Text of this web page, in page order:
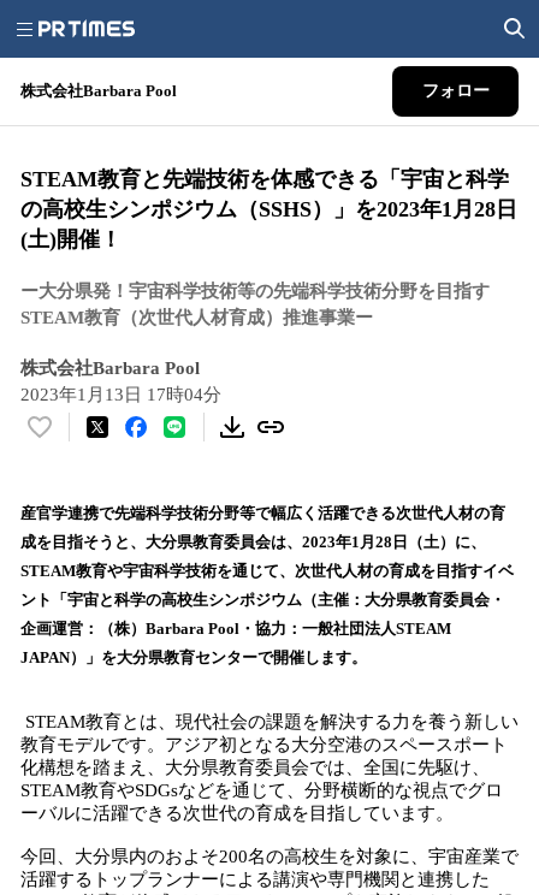
株式会社Barbara Pool フォロー
STEAM教育と先端技術を体感できる「宇宙と科学
の高校生シンポジウム（SSHS）」を2023年1月28日
(土)開催！
ー大分県発！宇宙科学技術等の先端科学技術分野を目指す
STEAM教育（次世代人材育成）推進事業ー
株式会社Barbara Pool
2023年1月13日 17時04分
い
！
数
を
読
込
み
で
す
産官学連携で先端科学技術分野等で幅広く活躍できる次世代人材の育
成を目指そうと、大分県教育委員会は、2023年1月28日（土）に、
STEAM教育や宇宙科学技術を通じて、次世代人材の育成を目指すイベ
ント「宇宙と科学の高校生シンポジウム（主催：大分県教育委員会・
企画運営：（株）Barbara Pool・協力：一般社団法人STEAM
JAPAN）」を大分県教育センターで開催します。
STEAM教育とは、現代社会の課題を解決する力を養う新しい
教育モデルです。アジア初となる大分空港のスペースポート
化構想を踏まえ、大分県教育委員会では、全国に先駆け、
STEAM教育やSDGsなどを通じて、分野横断的な視点でグロ
ーバルに活躍できる次世代の育成を目指しています。
今回、大分県内のおよそ200名の高校生を対象に、宇宙産業で
活躍するトップランナーによる講演や専門機関と連携した